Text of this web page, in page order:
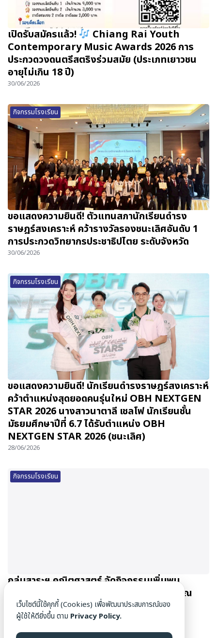
เปิดรับสมัครแล้ว!
Chiang Rai Youth
Contemporary Music Awards 2026 การ
ประกวดวงดนตรีสตริงร่วมสมัย (ประเภทเยาวชน
อายุไม่เกิน 18 ปี)
30/06/2026
กิจกรรมโรงเรียน
ขอแสดงความยินดี! ตัวแทนสภานักเรียนดำรง
ราษฎร์สงเคราะห์ คว้ารางวัลรองชนะเลิศอันดับ 1
การประกวดวิทยากรประชาธิปไตย ระดับจังหวัด
30/06/2026
กิจกรรมโรงเรียน
ขอแสดงความยินดี! นักเรียนดำรงราษฎร์สงเคราะห์
คว้าตำแหน่งสุดยอดคนรุ่นใหม่ OBH NEXTGEN
STAR 2026 นางสาวนาตาลี เชลโฟ นักเรียนชั้น
มัธยมศึกษาปีที่ 6.7 ได้รับตำแหน่ง OBH
NEXTGEN STAR 2026 (ชนะเลิศ)
28/06/2026
กิจกรรมโรงเรียน
กลุ่มสาระฯ คณิตศาสตร์ จัดกิจกรรมเพิ่มพูน
ประสบการณ์นักเรียน Gifted Math ม.4-5 ณ
มหาวิทยาลัยเชียงใหม่
27/06/2026
เว็บไซต์นี้ใช้คุกกี้ (Cookies) เพื่อพัฒนาประสบการณ์ของ
ผู้ใช้ให้ดียิ่งขึ้น ตาม Privacy Policy.